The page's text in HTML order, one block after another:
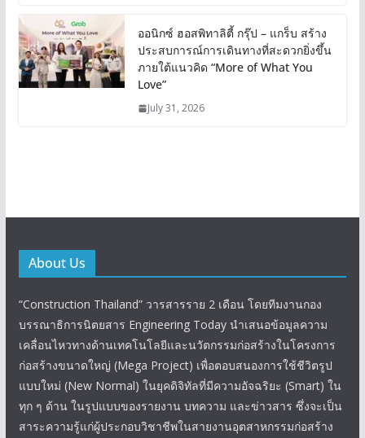
ออนิกซ์ ฮอสพิทาลิตี้ กรุ๊ป – แกร็บ สร้าง
ประสบการณ์การเดินทางที่สะดวกยิ่งขึ้น
ภายใต้แนวคิด “More of What You
Love”
July 31, 2026
About Us
“Construction Thailand” วารสารราย 2 เดือน โดยทีมงานกอง
บรรณาธิการนิตยสาร Engineering Today นำเสนอข้อมูลความ
เคลื่อนไหวทางด้านเทคโนโลยีและนวัตกรรมก่อสร้างในโครงการ
ก่อสร้างขนาดใหญ่ (Mega Project) เพื่อตอบสนองการใช้ชีวิตรูป
แบบใหม่ (New Normal) ในยุคดิจิทัลที่มีความอัจฉริยะ (Smart) ใน
ทุก ๆ ด้าน ในรูปแบบของรายงาน บทความ และข่าวสาร ซึ่งจะเป็น
สาระความรู้แก่ผู้ประกอบวิชาชีพในสายงานอุตสาหกรรมก่อสร้าง